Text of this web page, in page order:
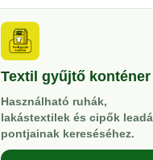
Textil gyűjtő konténer
Használható ruhák,
lakástextilek és cipők
pontjainak kereséséhez.